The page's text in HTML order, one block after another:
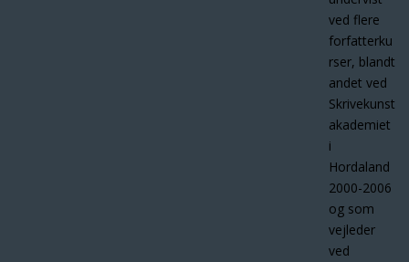
ved flere
forfatterku
rser, blandt
andet ved
Skrivekunst
akademiet
i
Hordaland
2000-2006
og som
vejleder
ved